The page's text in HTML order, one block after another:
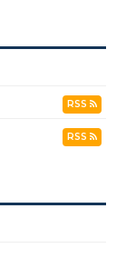
RSS
RSS